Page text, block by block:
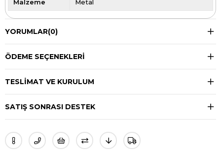
Malzeme Metal
YORUMLAR(0)
ÖDEME SEÇENEKLERI
TESLIMAT VE KURULUM
SATIŞ SONRASI DESTEK